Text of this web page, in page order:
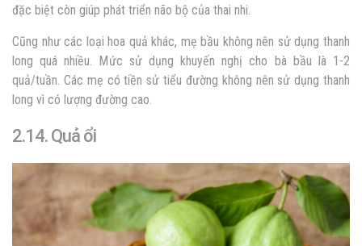
đặc biệt còn giúp phát triển não bộ của thai nhi.
Cũng như các loại hoa quả khác, mẹ bầu không nên sử dụng thanh
long quá nhiều. Mức sử dụng khuyến nghị cho bà bầu là 1-2
quả/tuần. Các mẹ có tiền sử tiểu đường không nên sử dụng thanh
long vì có lượng đường cao.
2.14. Quả ổi